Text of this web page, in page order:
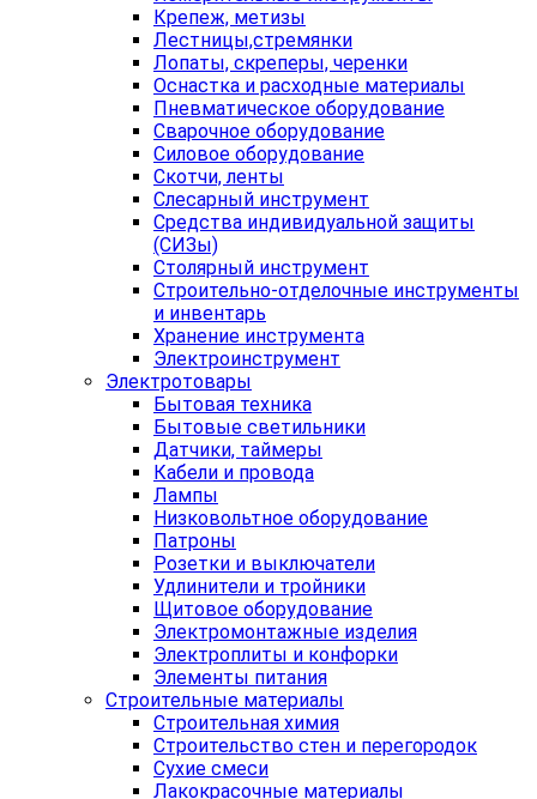
Крепеж, метизы
Лестницы,стремянки
Лопаты, скреперы, черенки
Оснастка и расходные материалы
Пневматическое оборудование
Сварочное оборудование
Силовое оборудование
Скотчи, ленты
Слесарный инструмент
Средства индивидуальной защиты
(СИЗы)
Столярный инструмент
Строительно-отделочные инструменты
и инвентарь
Хранение инструмента
Электроинструмент
Электротовары
Бытовая техника
Бытовые светильники
Датчики, таймеры
Кабели и провода
Лампы
Низковольтное оборудование
Патроны
Розетки и выключатели
Удлинители и тройники
Щитовое оборудование
Электромонтажные изделия
Электроплиты и конфорки
Элементы питания
Строительные материалы
Строительная химия
Строительство стен и перегородок
Сухие смеси
Лакокрасочные материалы